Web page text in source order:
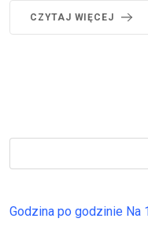
CZYTAJ WIĘCEJ
Godzina po godzinie Na